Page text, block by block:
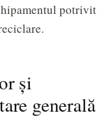
potrivit
și
generală